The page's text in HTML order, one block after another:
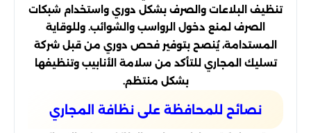
تنظيف البلاعات والصرف بشكل دوري واستخدام شبكات
الصرف لمنع دخول الرواسب والشوائب. وللوقاية
المستدامة، يُنصح بتوفير فحص دوري من قبل شركة
تسليك المجاري للتأكد من سلامة الأنابيب وتنظيفها
بشكل منتظم.
نصائح للمحافظة على نظافة المجاري